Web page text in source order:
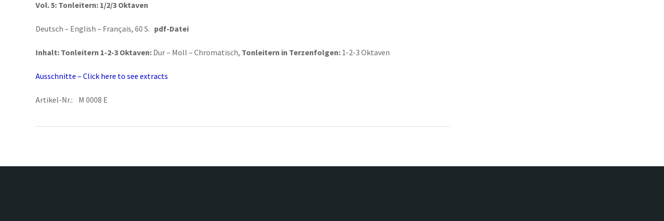
Vol. 5: Tonleitern: 1/2/3 Oktaven
Deutsch – English – Français, 60 S. pdf-Datei
Inhalt: Tonleitern 1-2-3 Oktaven: Dur – Moll – Chromatisch, Tonleitern in Terzenfolgen: 1-2-3 Oktaven
Ausschnitte – Click here to see extracts
Artikel-Nr.: M 0008 E